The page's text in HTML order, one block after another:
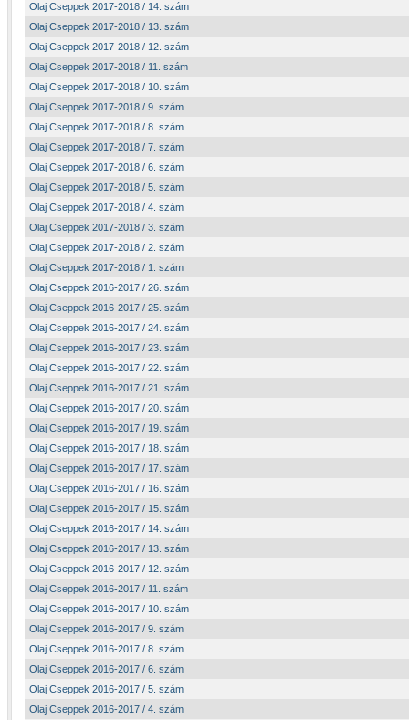
Olaj Cseppek 2017-2018 / 14. szám
Olaj Cseppek 2017-2018 / 13. szám
Olaj Cseppek 2017-2018 / 12. szám
Olaj Cseppek 2017-2018 / 11. szám
Olaj Cseppek 2017-2018 / 10. szám
Olaj Cseppek 2017-2018 / 9. szám
Olaj Cseppek 2017-2018 / 8. szám
Olaj Cseppek 2017-2018 / 7. szám
Olaj Cseppek 2017-2018 / 6. szám
Olaj Cseppek 2017-2018 / 5. szám
Olaj Cseppek 2017-2018 / 4. szám
Olaj Cseppek 2017-2018 / 3. szám
Olaj Cseppek 2017-2018 / 2. szám
Olaj Cseppek 2017-2018 / 1. szám
Olaj Cseppek 2016-2017 / 26. szám
Olaj Cseppek 2016-2017 / 25. szám
Olaj Cseppek 2016-2017 / 24. szám
Olaj Cseppek 2016-2017 / 23. szám
Olaj Cseppek 2016-2017 / 22. szám
Olaj Cseppek 2016-2017 / 21. szám
Olaj Cseppek 2016-2017 / 20. szám
Olaj Cseppek 2016-2017 / 19. szám
Olaj Cseppek 2016-2017 / 18. szám
Olaj Cseppek 2016-2017 / 17. szám
Olaj Cseppek 2016-2017 / 16. szám
Olaj Cseppek 2016-2017 / 15. szám
Olaj Cseppek 2016-2017 / 14. szám
Olaj Cseppek 2016-2017 / 13. szám
Olaj Cseppek 2016-2017 / 12. szám
Olaj Cseppek 2016-2017 / 11. szám
Olaj Cseppek 2016-2017 / 10. szám
Olaj Cseppek 2016-2017 / 9. szám
Olaj Cseppek 2016-2017 / 8. szám
Olaj Cseppek 2016-2017 / 6. szám
Olaj Cseppek 2016-2017 / 5. szám
Olaj Cseppek 2016-2017 / 4. szám